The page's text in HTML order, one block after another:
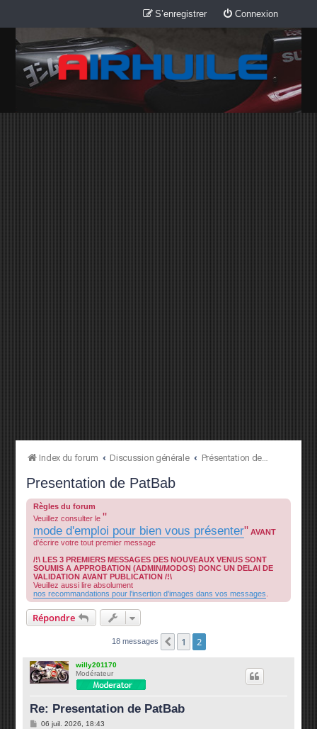
Connexion
S’enregistrer
Index du forum Discussion générale Présentation des membres
Presentation de PatBab
Règles du forum
Veuillez consulter le"
mode d'emploi pour bien vous présenter" AVANT
d'écrire votre tout premier message
/!\ LES 3 PREMIERS MESSAGES DES NOUVEAUX VENUS SONT
SOUMIS A APPROBATION (ADMIN/MODOS) DONC UN DELAI DE
VALIDATION AVANT PUBLICATION /!\
Veuillez aussi lire absolument
nos recommandations pour l'insertion d'images dans vos messages
Répondre
18 messages Précédente
1 2
willy201170
Modérateur
Re: Presentation de PatBab
M06 juil. 2026, 18:43